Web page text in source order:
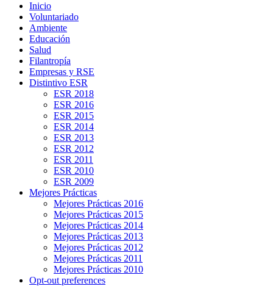
Inicio
Voluntariado
Ambiente
Educación
Salud
Filantropía
Empresas y RSE
Distintivo ESR
ESR 2018
ESR 2016
ESR 2015
ESR 2014
ESR 2013
ESR 2012
ESR 2011
ESR 2010
ESR 2009
Mejores Prácticas
Mejores Prácticas 2016
Mejores Prácticas 2015
Mejores Prácticas 2014
Mejores Prácticas 2013
Mejores Prácticas 2012
Mejores Prácticas 2011
Mejores Prácticas 2010
Opt-out preferences